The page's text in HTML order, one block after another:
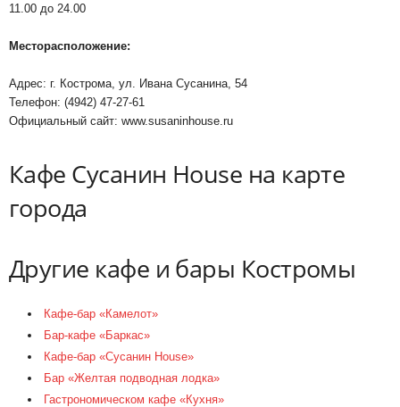
11.00 до 24.00
Месторасположение:
Адрес: г. Кострома, ул. Ивана Сусанина, 54
Телефон: (4942) 47-27-61
Официальный сайт: www.susaninhouse.ru
Кафе Сусанин House на карте
города
Другие кафе и бары Костромы
Кафе-бар «Камелот»
Бар-кафе «Баркас»
Кафе-бар «Сусанин House»
Бар «Желтая подводная лодка»
Гастрономическом кафе «Кухня»